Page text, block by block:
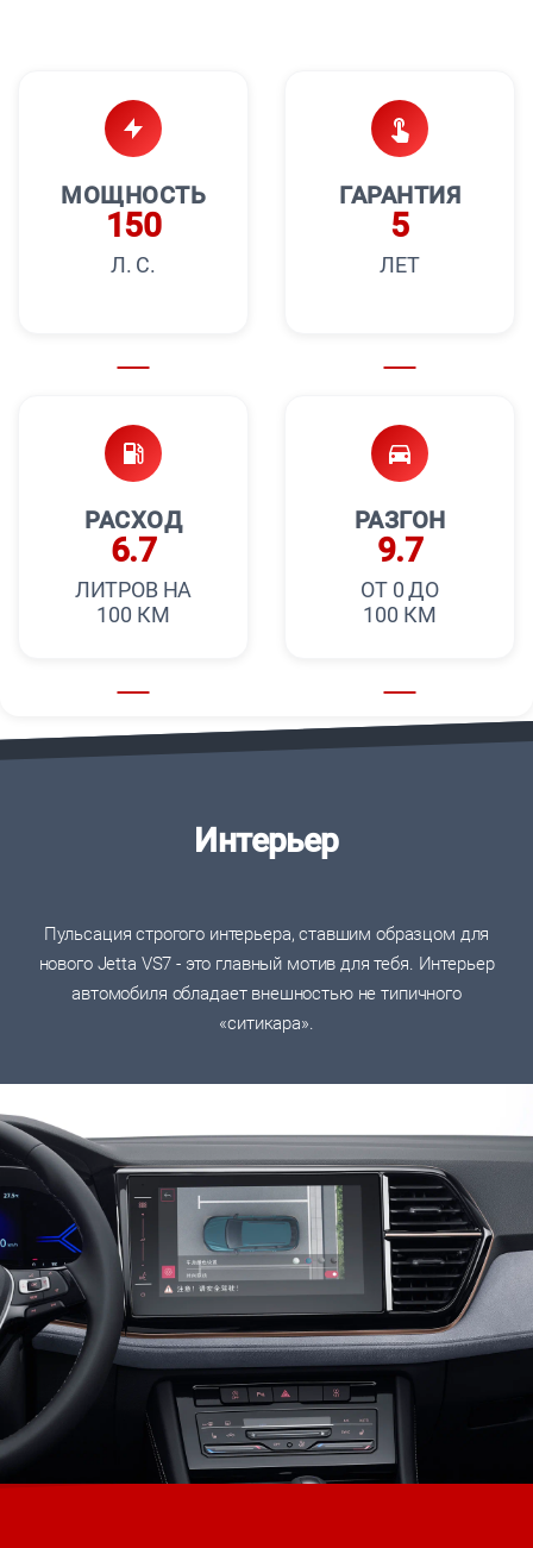
МОЩНОСТЬ
150
Л. С.
ГАРАНТИЯ
5
ЛЕТ
РАСХОД
6.7
ЛИТРОВ НА
100 КМ
РАЗГОН
9.7
ОТ 0 ДО
100 КМ
Интерьер
Пульсация строгого интерьера, ставшим образцом для
нового Jetta VS7 - это главный мотив для тебя. Интерьер
автомобиля обладает внешностью не типичного
«ситикара».